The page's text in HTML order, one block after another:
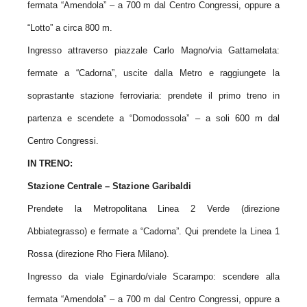
fermata “Amendola” – a 700 m dal Centro Congressi, oppure a
“Lotto” a circa 800 m.
Ingresso attraverso piazzale Carlo Magno/via Gattamelata:
fermate a “Cadorna”, uscite dalla Metro e raggiungete la
soprastante stazione ferroviaria: prendete il primo treno in
partenza e scendete a “Domodossola” – a soli 600 m dal
Centro Congressi.
IN TRENO:
Stazione Centrale – Stazione Garibaldi
Prendete la Metropolitana Linea 2 Verde (direzione
Abbiategrasso) e fermate a “Cadorna”. Qui prendete la Linea 1
Rossa (direzione Rho Fiera Milano).
Ingresso da viale Eginardo/viale Scarampo: scendere alla
fermata “Amendola” – a 700 m dal Centro Congressi, oppure a